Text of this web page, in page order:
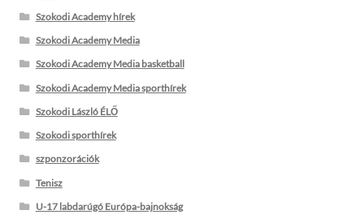
Szokodi Academy hírek
Szokodi Academy Media
Szokodi Academy Media basketball
Szokodi Academy Media sporthírek
Szokodi László ÉLŐ
Szokodi sporthírek
szponzorációk
Tenisz
U-17 labdarúgó Európa-bajnokság